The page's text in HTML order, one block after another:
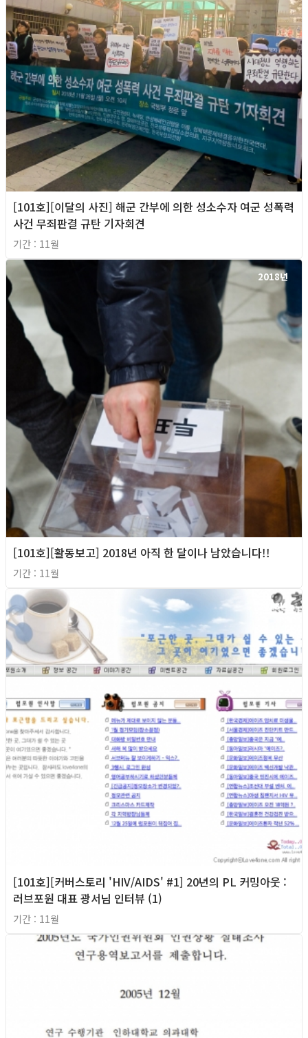
[101호][이달의 사진] 해군 간부에 의한 성소수자 여군 성폭력
사건 무죄판결 규탄 기자회견
기간 : 11월
2018년
[101호][활동보고] 2018년 아직 한 달이나 남았습니다!!
기간 : 11월
2018년
[101호][커버스토리 'HIV/AIDS' #1] 20년의 PL 커밍아웃 :
러브포원 대표 광서님 인터뷰 (1)
기간 : 11월